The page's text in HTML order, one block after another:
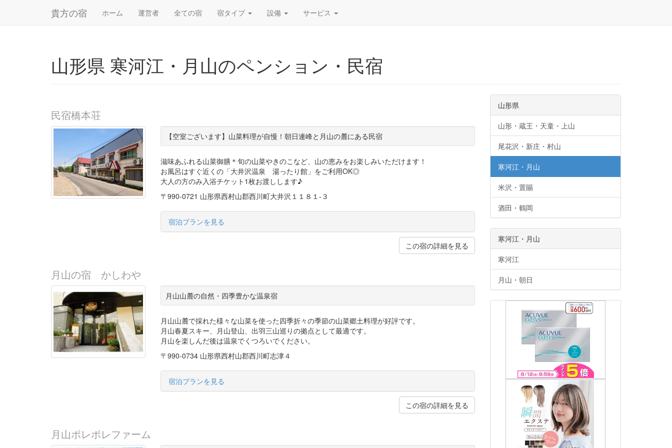
貴方の宿 ホーム 運営者 全ての宿 宿タイプ 設備 サービス
山形県 寒河江・月山のペンション・民宿
民宿橋本荘
【空室ございます】山菜料理が自慢！朝日連峰と月山の麓にある民宿
滋味あふれる山菜御膳＊旬の山菜やきのこなど、山の恵みをお楽しみいただけます！
お風呂はすぐ近くの「大井沢温泉 湯ったり館」をご利用OK◎
大人の方のみ入浴チケット1枚お渡しします♪
〒990-0721 山形県西村山郡西川町大井沢１１８１‐３
宿泊プランを見る
この宿の詳細を見る
月山の宿 かしわや
月山山麓の自然・四季豊かな温泉宿
月山山麓で採れた様々な山菜を使った四季折々の季節の山菜郷土料理が好評です。
月山春夏スキー、月山登山、出羽三山巡りの拠点として最適です。
月山を楽しんだ後は温泉でくつろいでください。
〒990-0734 山形県西村山郡西川町志津４
宿泊プランを見る
この宿の詳細を見る
月山ポレポレファーム
山形県
山形・蔵王・天童・上山
尾花沢・新庄・村山
寒河江・月山
米沢・置賜
酒田・鶴岡
寒河江・月山
寒河江
月山・朝日